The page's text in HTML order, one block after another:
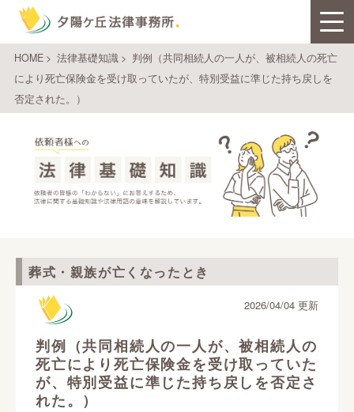
HOME> 法律基礎知識> 判例（共同相続人の一人が、被相続人の死亡
により死亡保険金を受け取っていたが、特別受益に準じた持ち戻しを
否定された。）
葬式・親族が亡くなったとき
判例（共同相続人の一人が、被相続人の
死亡により死亡保険金を受け取っていた
が、特別受益に準じた持ち戻しを否定さ
れた。）
2026/04/04 更新